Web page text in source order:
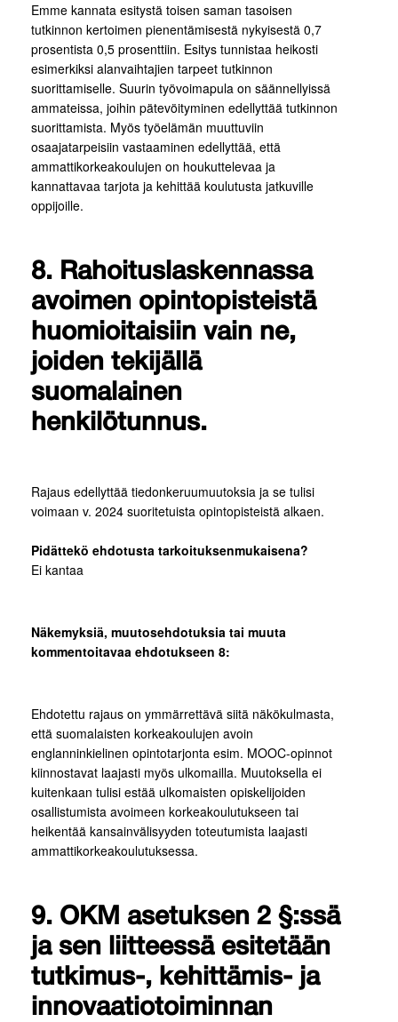
Emme kannata esitystä toisen saman tasoisen
tutkinnon kertoimen pienentämisestä nykyisestä 0,7
prosentista 0,5 prosenttiin. Esitys tunnistaa heikosti
esimerkiksi alanvaihtajien tarpeet tutkinnon
suorittamiselle. Suurin työvoimapula on säännellyissä
ammateissa, joihin pätevöityminen edellyttää tutkinnon
suorittamista. Myös työelämän muuttuviin
osaajatarpeisiin vastaaminen edellyttää, että
ammattikorkeakoulujen on houkuttelevaa ja
kannattavaa tarjota ja kehittää koulutusta jatkuville
oppijoille.
8. Rahoituslaskennassa
avoimen opintopisteistä
huomioitaisiin vain ne,
joiden tekijällä
suomalainen
henkilötunnus.
Rajaus edellyttää tiedonkeruumuutoksia ja se tulisi
voimaan v. 2024 suoritetuista opintopisteistä alkaen.
Pidättekö ehdotusta tarkoituksenmukaisena?
Ei kantaa
Näkemyksiä, muutosehdotuksia tai muuta
kommentoitavaa ehdotukseen 8:
Ehdotettu rajaus on ymmärrettävä siitä näkökulmasta,
että suomalaisten korkeakoulujen avoin
englanninkielinen opintotarjonta esim. MOOC-opinnot
kiinnostavat laajasti myös ulkomailla. Muutoksella ei
kuitenkaan tulisi estää ulkomaisten opiskelijoiden
osallistumista avoimeen korkeakoulutukseen tai
heikentää kansainvälisyyden toteutumista laajasti
ammattikorkeakoulutuksessa.
9. OKM asetuksen 2 §:ssä
ja sen liitteessä esitetään
tutkimus-, kehittämis- ja
innovaatiotoiminnan